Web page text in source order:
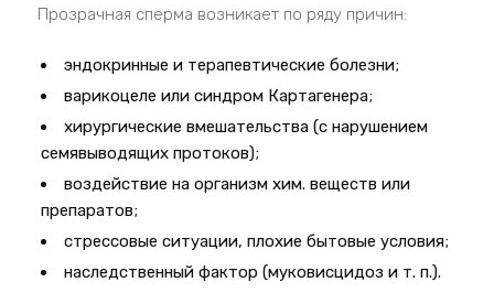
Прозрачная сперма возникает по ряду причин:
эндокринные и терапевтические болезни;
варикоцеле или синдром Картагенера;
хирургические вмешательства (с нарушением
семявыводящих протоков);
воздействие на организм хим. веществ или
препаратов;
стрессовые ситуации, плохие бытовые условия;
наследственный фактор (муковисцидоз и т. п.).